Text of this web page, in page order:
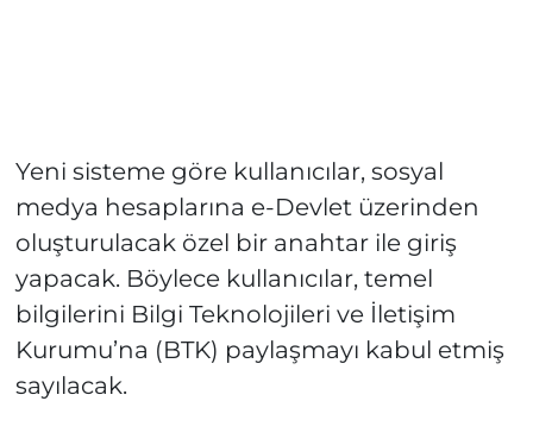
Yeni sisteme göre kullanıcılar, sosyal
medya hesaplarına e-Devlet üzerinden
oluşturulacak özel bir anahtar ile giriş
yapacak. Böylece kullanıcılar, temel
bilgilerini Bilgi Teknolojileri ve İletişim
Kurumu’na (BTK) paylaşmayı kabul etmiş
sayılacak.